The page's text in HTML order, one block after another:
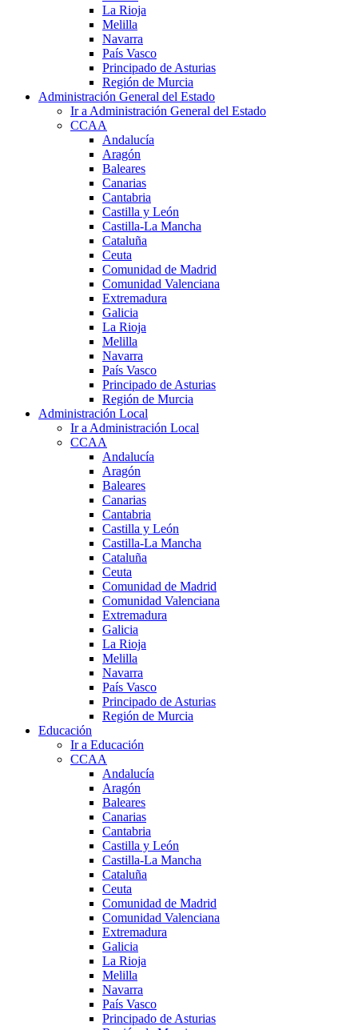
La Rioja
Melilla
Navarra
País Vasco
Principado de Asturias
Región de Murcia
Administración General del Estado
Ir a Administración General del Estado
CCAA
Andalucía
Aragón
Baleares
Canarias
Cantabria
Castilla y León
Castilla-La Mancha
Cataluña
Ceuta
Comunidad de Madrid
Comunidad Valenciana
Extremadura
Galicia
La Rioja
Melilla
Navarra
País Vasco
Principado de Asturias
Región de Murcia
Administración Local
Ir a Administración Local
CCAA
Andalucía
Aragón
Baleares
Canarias
Cantabria
Castilla y León
Castilla-La Mancha
Cataluña
Ceuta
Comunidad de Madrid
Comunidad Valenciana
Extremadura
Galicia
La Rioja
Melilla
Navarra
País Vasco
Principado de Asturias
Región de Murcia
Educación
Ir a Educación
CCAA
Andalucía
Aragón
Baleares
Canarias
Cantabria
Castilla y León
Castilla-La Mancha
Cataluña
Ceuta
Comunidad de Madrid
Comunidad Valenciana
Extremadura
Galicia
La Rioja
Melilla
Navarra
País Vasco
Principado de Asturias